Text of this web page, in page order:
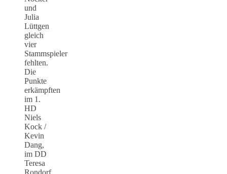
und
Julia
Lüttgen
gleich
vier
Stammspieler
fehlten.
Die
Punkte
erkämpften
im 1.
HD
Niels
Kock /
Kevin
Dang,
im DD
Teresa
Rondorf